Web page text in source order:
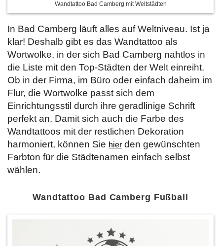
Wandtattoo Bad Camberg mit Weltstädten
In Bad Camberg läuft alles auf Weltniveau. Ist ja
klar! Deshalb gibt es das Wandtattoo als
Wortwolke, in der sich Bad Camberg nahtlos in
die Liste mit den Top-Städten der Welt einreiht.
Ob in der Firma, im Büro oder einfach daheim im
Flur, die Wortwolke passt sich dem
Einrichtungsstil durch ihre geradlinige Schrift
perfekt an. Damit sich auch die Farbe des
Wandtattoos mit der restlichen Dekoration
harmoniert, können Sie hier den gewünschten
Farbton für die Städtenamen einfach selbst
wählen.
Wandtattoo Bad Camberg Fußball